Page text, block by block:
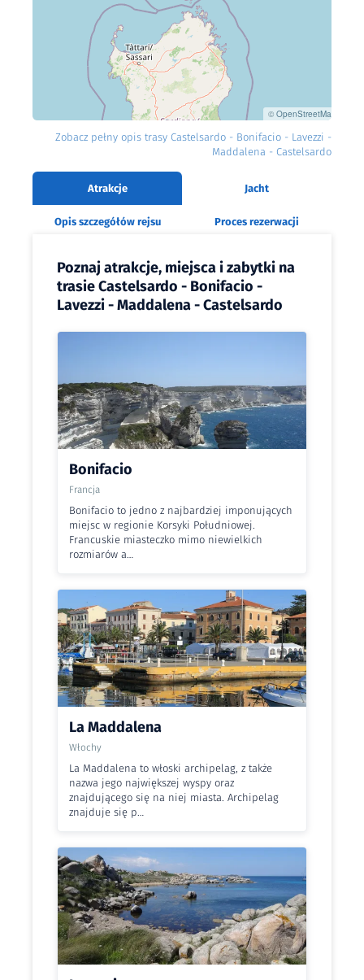
© OpenStreetMap
Zobacz pełny opis trasy Castelsardo - Bonifacio - Lavezzi -
Maddalena - Castelsardo
Atrakcje Jacht
Opis szczegółów rejsu Proces rezerwacji
Poznaj atrakcje, miejsca i zabytki na
trasie Castelsardo - Bonifacio -
Lavezzi - Maddalena - Castelsardo
Bonifacio
Francja
Bonifacio to jedno z najbardziej imponujących
miejsc w regionie Korsyki Południowej.
Francuskie miasteczko mimo niewielkich
rozmiarów a…
La Maddalena
Włochy
La Maddalena to włoski archipelag, z także
nazwa jego największej wyspy oraz
znajdującego się na niej miasta. Archipelag
znajduje się p…